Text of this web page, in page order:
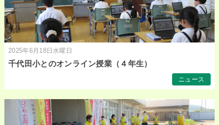
2025年6月18日水曜日
千代田小とのオンライン授業（４年生）
ニュース